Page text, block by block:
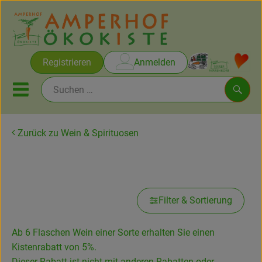
Registrieren Anmelden
Mobiles Menu öffnen oder
Ökokisten
Obst & Gemüse
Zurück zu Wein & Spirituosen
Filter & Sortierung
Ab 6 Flaschen Wein einer Sorte erhalten Sie einen
Kistenrabatt von 5%.